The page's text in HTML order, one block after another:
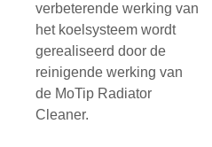
verbeterende werking van
het koelsysteem wordt
gerealiseerd door de
reinigende werking van
de MoTip Radiator
Cleaner.